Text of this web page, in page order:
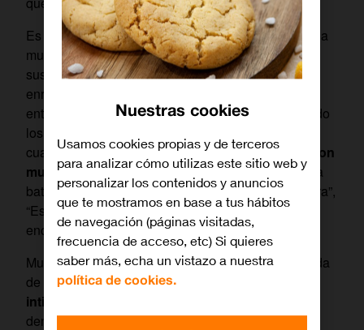
Es un fenómeno que confunde y a veces enrabieta a
muchos padres y personas mayores. Porque ven a
sus hijos todo el día (y a veces durante la noche)
enredados con el
entienden cómo son incapaces de descolgar cuando
los llaman desde casa para saber qué tal están o
cuando les necesitan. Las excusas que les dan son
muchas y muy variadas : “No lo he oído”, “No tenía
batería”, “Lo tenía en silencio”, “Tenía poca cobertura”,
“Estaba reunido”, “Estaba conduciendo”, “No
encontraba el móvil”…
Muchos jóvenes de hoy consideran que una llamada
de teléfono esuna intromisión fuerte en su
intimidad
denominan a las nuevas hornadas de usuarios “la
Nuestras cookies
Usamos cookies propias y de terceros
para analizar cómo utilizas este sitio web y
personalizar los contenidos y anuncios
que te mostramos en base a tus hábitos
de navegación (páginas visitadas,
frecuencia de acceso, etc) Si quieres
saber más, echa un vistazo a nuestra
política de cookies.